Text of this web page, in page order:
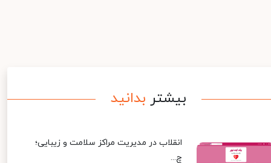
بیشتر بدانید
انقلاب در مدیریت مراکز سلامت و زیبایی؛
چ...